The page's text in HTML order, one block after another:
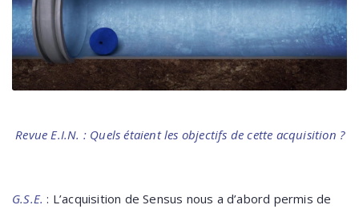
Revue E.I.N. : Quels étaient les objectifs de cette acquisition ?
G.S.E.: L’acquisition de Sensus nous a d’abord permis de